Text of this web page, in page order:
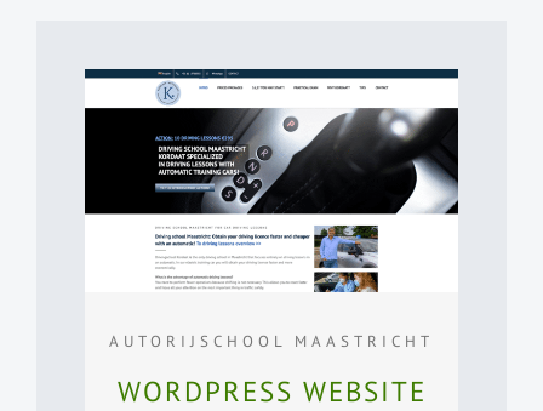
AUTORIJSCHOOL MAASTRICHT
WORDPRESS WEBSITE